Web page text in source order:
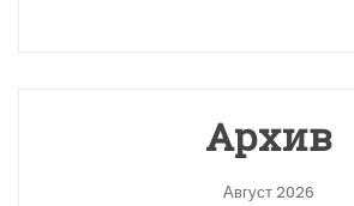
Архив
Август 2026